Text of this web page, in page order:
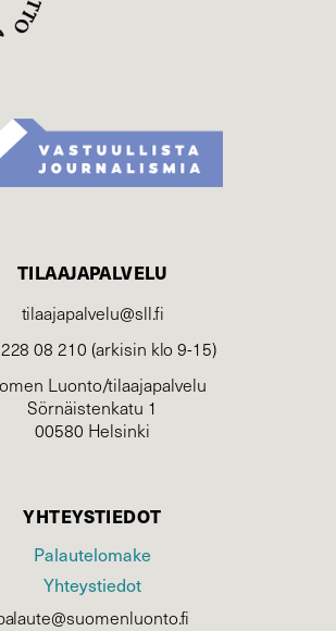
TILAAJAPALVELU
tilaajapalvelu@sll.fi
08 210 (arkisin klo 9-15)
Luonto/tilaajapalvelu
Sörnäistenkatu 1
00580 Helsinki
YHTEYSTIEDOT
Palautelomake
Yhteystiedot